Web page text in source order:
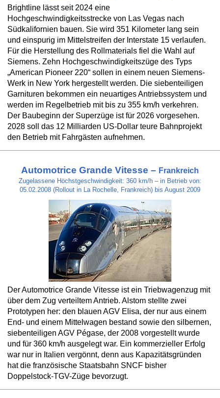
Brightline lässt seit 2024 eine
Hochgeschwindigkeitsstrecke von Las Vegas nach
Südkalifornien bauen. Sie wird 351 Kilometer lang sein
und einspurig im Mittelstreifen der Interstate 15 verlaufen.
Für die Herstellung des Rollmaterials fiel die Wahl auf
Siemens. Zehn Hochgeschwindigkeitszüge des Typs
„American Pioneer 220“ sollen in einem neuen Siemens-
Werk in New York hergestellt werden. Die siebenteiligen
Garnituren bekommen ein neuartiges Antriebssystem und
werden im Regelbetrieb mit bis zu 355 km/h verkehren.
Der Baubeginn der Superzüge ist für 2026 vorgesehen.
2028 soll das 12 Milliarden US-Dollar teure Bahnprojekt
den Betrieb mit Fahrgästen aufnehmen.
Automotrice Grande Vitesse – Frankreich
Zugelassene Höchstgeschwindigkeit: 360 km/h – in Betrieb von:
05.02.2008 (Rollout in La Rochelle, Frankreich) bis August 2009
Der Automotrice Grande Vitesse ist ein Triebwagenzug mit
über dem Zug verteiltem Antrieb. Alstom stellte zwei
Prototypen her: den blauen AGV Elisa, der nur aus einem
End- und einem Mittelwagen bestand sowie den silbernen,
siebenteiligen AGV Pégase, der 2008 vorgestellt wurde
und für 360 km/h ausgelegt war. Ein kommerzieller Erfolg
war nur in Italien vergönnt, denn aus Kapazitätsgründen
hat die französische Staatsbahn SNCF bisher
Doppelstock-TGV-Züge bevorzugt.